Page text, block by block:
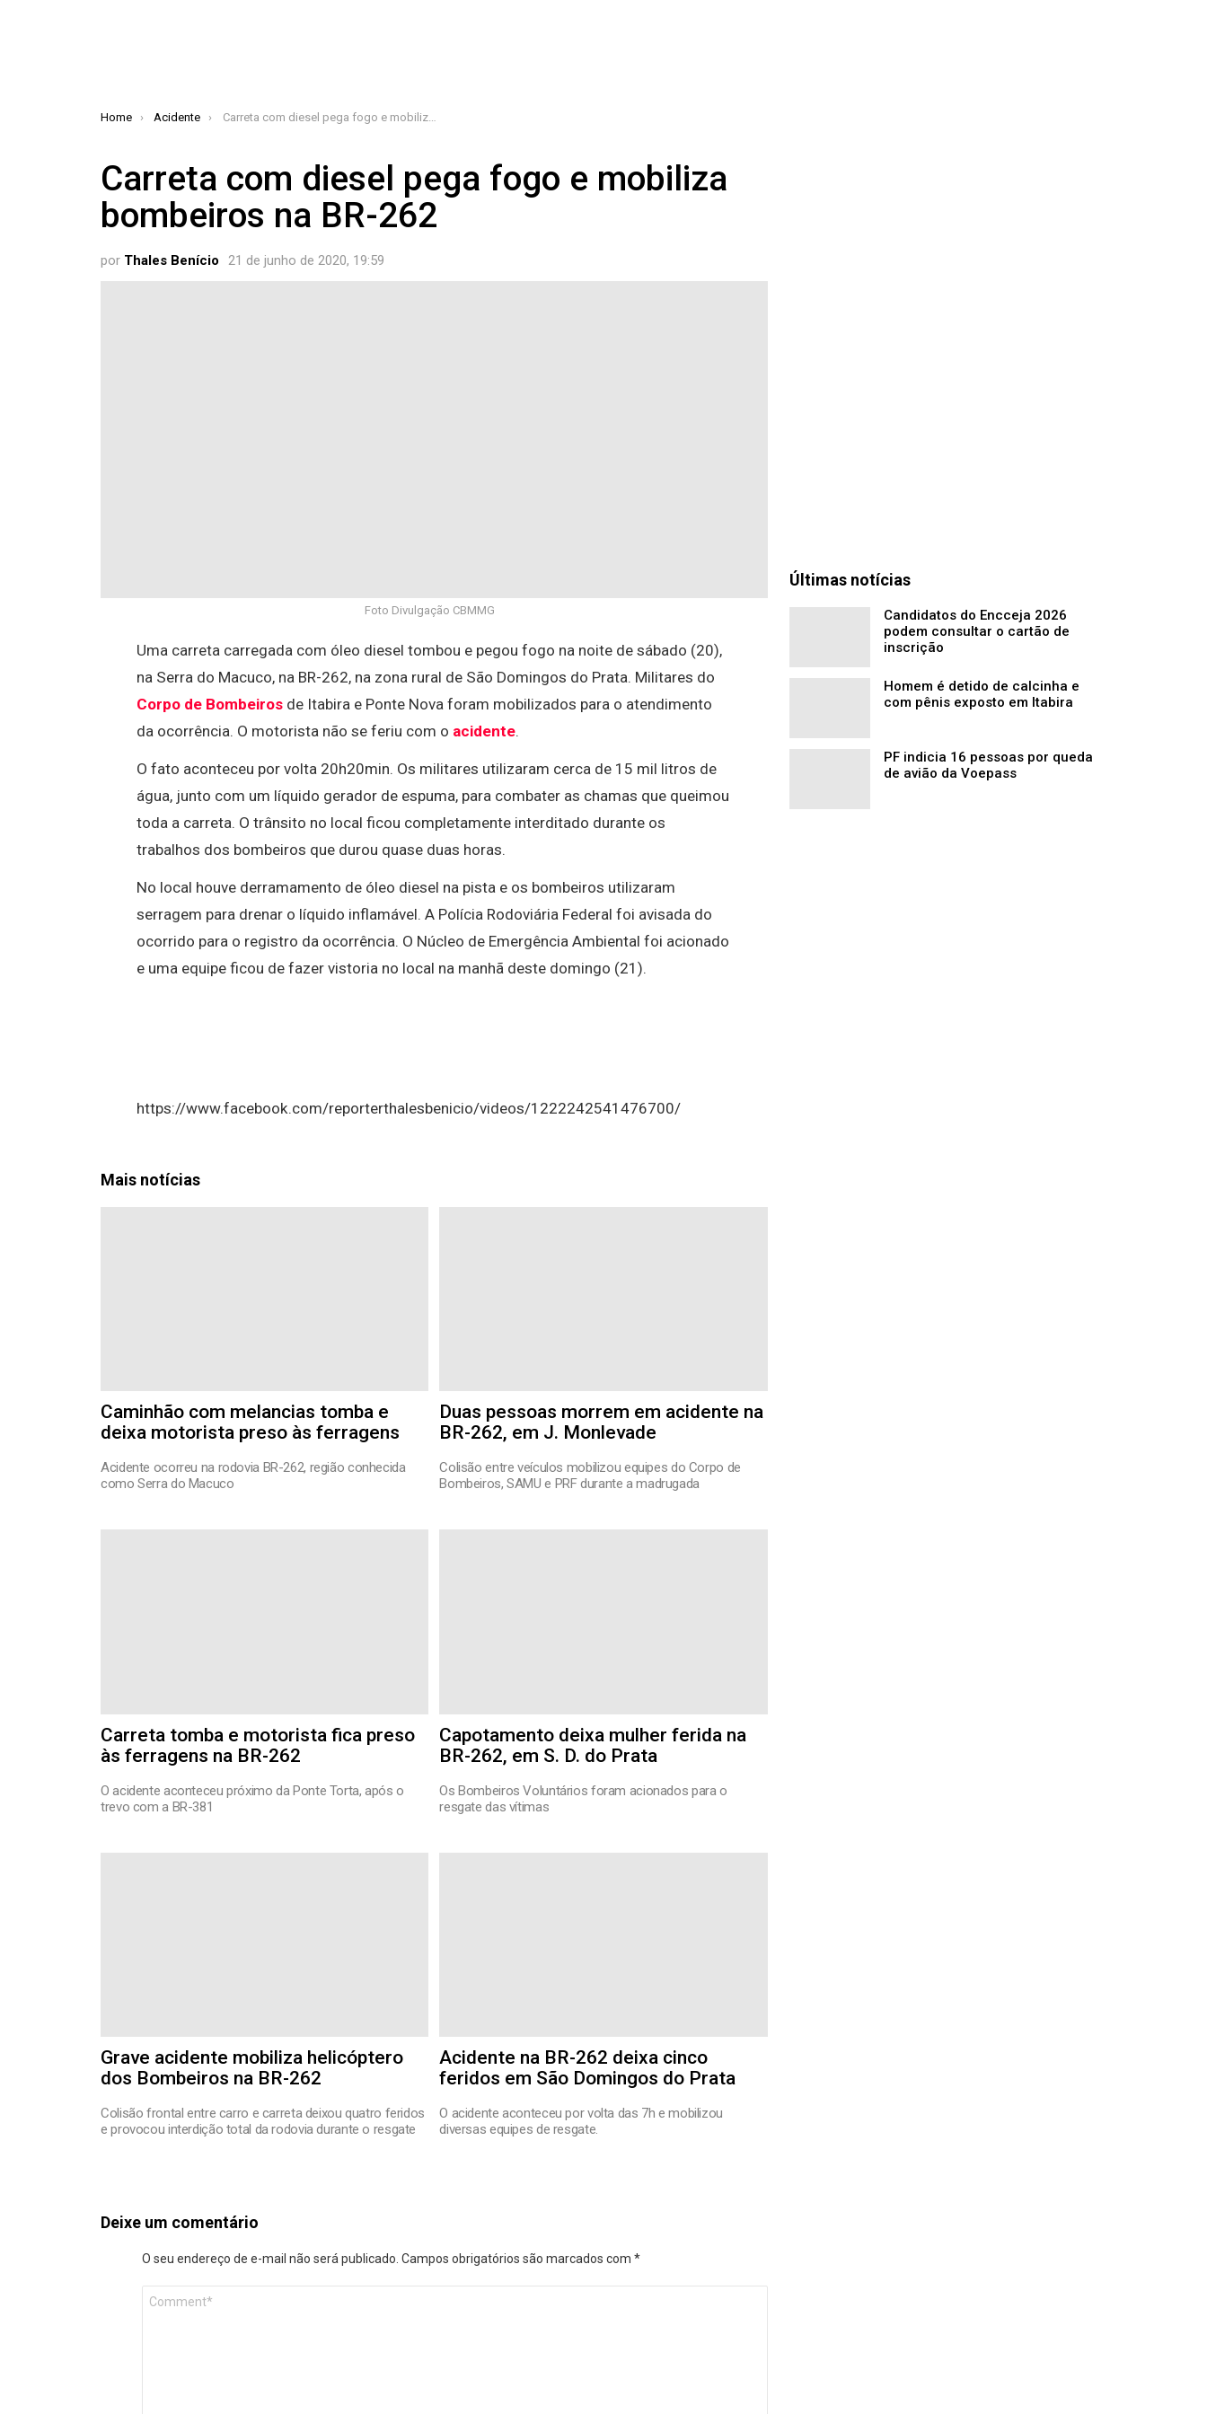
You are here:
Home Acidente Carreta com diesel pega fogo e mobiliza bombeiros na BR-262
Carreta com diesel pega fogo e mobiliza
bombeiros na BR-262
por Thales Benício 21 de junho de 2020, 19:59
Foto Divulgação CBMMG
Uma carreta carregada com óleo diesel tombou e pegou fogo na noite de sábado (20),
na Serra do Macuco, na BR-262, na zona rural de São Domingos do Prata. Militares do
Corpo de Bombeiros de Itabira e Ponte Nova foram mobilizados para o atendimento
da ocorrência. O motorista não se feriu com o acidente.
O fato aconteceu por volta 20h20min. Os militares utilizaram cerca de 15 mil litros de
água, junto com um líquido gerador de espuma, para combater as chamas que queimou
toda a carreta. O trânsito no local ficou completamente interditado durante os
trabalhos dos bombeiros que durou quase duas horas.
No local houve derramamento de óleo diesel na pista e os bombeiros utilizaram
serragem para drenar o líquido inflamável. A Polícia Rodoviária Federal foi avisada do
ocorrido para o registro da ocorrência. O Núcleo de Emergência Ambiental foi acionado
e uma equipe ficou de fazer vistoria no local na manhã deste domingo (21).
https://www.facebook.com/reporterthalesbenicio/videos/1222242541476700/
Mais notícias
Caminhão com melancias tomba e
deixa motorista preso às ferragens
Acidente ocorreu na rodovia BR-262, região conhecida
como Serra do Macuco
Duas pessoas morrem em acidente na
BR-262, em J. Monlevade
Colisão entre veículos mobilizou equipes do Corpo de
Bombeiros, SAMU e PRF durante a madrugada
Carreta tomba e motorista fica preso
às ferragens na BR-262
O acidente aconteceu próximo da Ponte Torta, após o
trevo com a BR-381
Capotamento deixa mulher ferida na
BR-262, em S. D. do Prata
Os Bombeiros Voluntários foram acionados para o
resgate das vítimas
Grave acidente mobiliza helicóptero
dos Bombeiros na BR-262
Colisão frontal entre carro e carreta deixou quatro feridos
e provocou interdição total da rodovia durante o resgate
Acidente na BR-262 deixa cinco
feridos em São Domingos do Prata
O acidente aconteceu por volta das 7h e mobilizou
diversas equipes de resgate.
Deixe um comentário
O seu endereço de e-mail não será publicado. Campos obrigatórios são marcados com *
Últimas notícias
Candidatos do Encceja 2026
podem consultar o cartão de
inscrição
Homem é detido de calcinha e
com pênis exposto em Itabira
PF indicia 16 pessoas por queda
de avião da Voepass